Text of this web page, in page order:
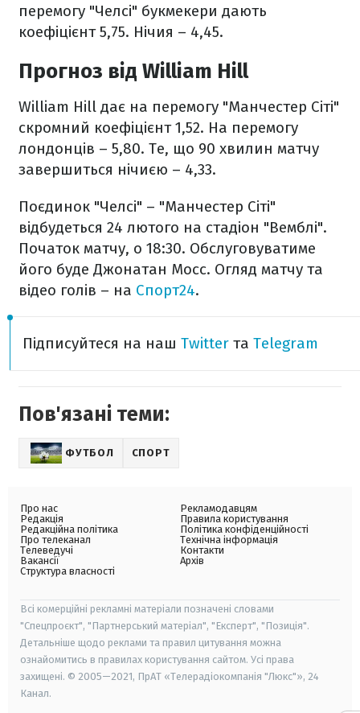
перемогу "Челсі" букмекери дають
коефіцієнт 5,75. Нічия – 4,45.
Прогноз від William Hill
William Hill дає на перемогу "Манчестер Сіті"
скромний коефіцієнт 1,52. На перемогу
лондонців – 5,80. Те, що 90 хвилин матчу
завершиться нічиєю – 4,33.
Поєдинок "Челсі" – "Манчестер Сіті"
відбудеться 24 лютого на стадіон "Вемблі".
Початок матчу, о 18:30. Обслуговуватиме
його буде Джонатан Мосс. Огляд матчу та
відео голів – на Спорт24.
Підписуйтеся на наш Twitter та Telegram
Пов'язані теми:
ФУТБОЛ СПОРТ
Про нас
Редакція
Редакційна політика
Про телеканал
Телеведучі
Вакансії
Структура власності
Рекламодавцям
Правила користування
Політика конфіденційності
Технічна інформація
Контакти
Архів
Всі комерційні рекламні матеріали позначені словами
"Спецпроєкт", "Партнерський матеріал", "Експерт", "Позиція".
Детальніше щодо реклами та правил цитування можна
ознайомитись в правилах користування сайтом. Усі права
захищені. © 2005—2021, ПрАТ «Телерадіокомпанія "Люкс"», 24
Канал.